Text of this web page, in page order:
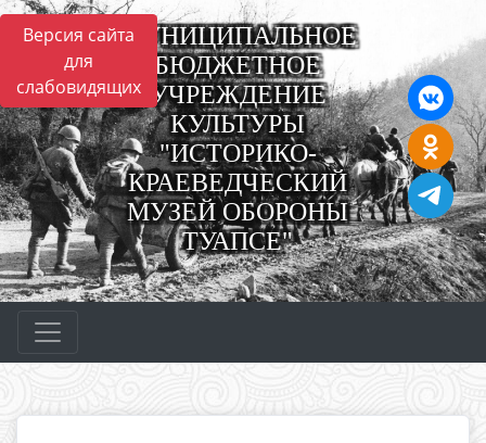
Версия сайта
для
слабовидящих
МУНИЦИПАЛЬНОЕ
БЮДЖЕТНОЕ
УЧРЕЖДЕНИЕ
КУЛЬТУРЫ
"ИСТОРИКО-
КРАЕВЕДЧЕСКИЙ
МУЗЕЙ ОБОРОНЫ
ТУАПСЕ"